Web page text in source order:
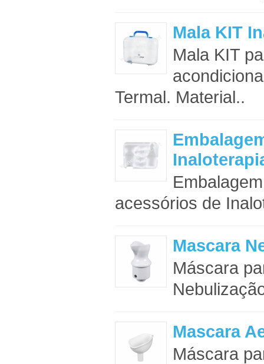
Mala KIT
Mala KIT
Termal. Material..
acessórios de
Mascara
Máscara
Mascara
Máscara